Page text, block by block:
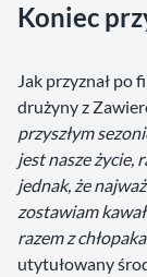
Koniec
Jak przyznał po
drużyny z
przyszłym
jest nasze życie,
jednak, że
zostawiam
razem z
utytułowany